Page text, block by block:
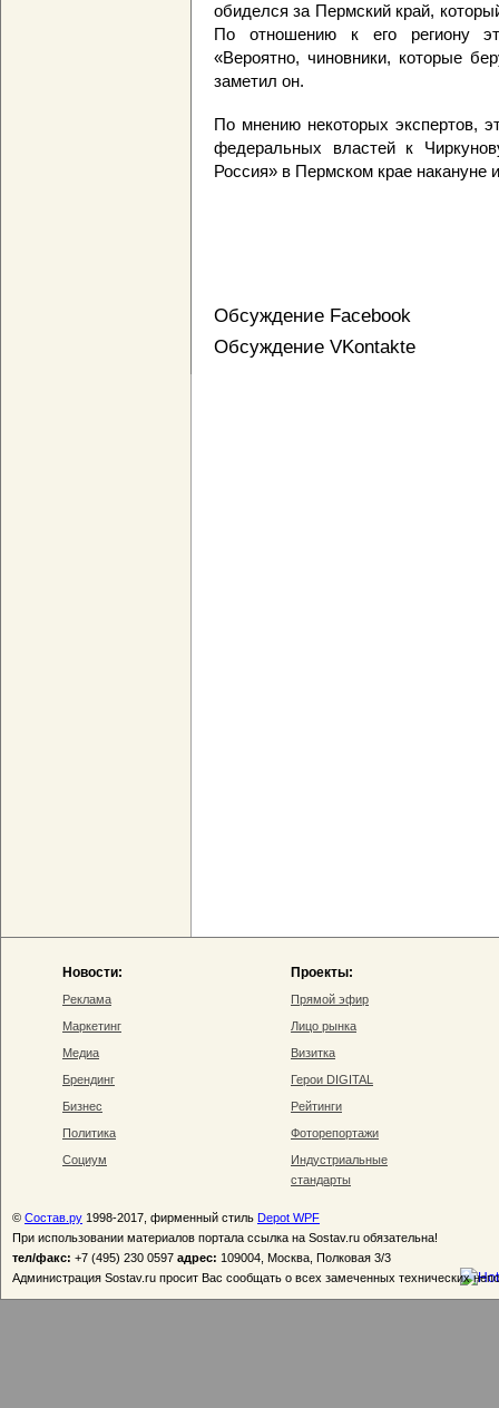
обиделся за Пермский край,
По отношению к его региону
«Вероятно, чиновники, которые
заметил он.
По мнению некоторых экспертов,
федеральных властей к
Россия» в Пермском крае накануне
Обсуждение Facebook
Обсуждение VKontakte
Новости:
Реклама
Маркетинг
Медиа
Брендинг
Бизнес
Политика
Социум
Проекты:
Прямой эфир
Лицо рынка
Визитка
Герои DIGITAL
Рейтинги
Фоторепортажи
Индустриальные
стандарты
© Состав.ру 1998-2017, фирменный стиль Depot WPF
При использовании материалов портала ссылка на Sostav.ru обязательна!
тел/факс: +7 (495) 230 0597 адрес: 109004, Москва, Полковая 3/3
Администрация Sostav.ru просит Вас сообщать о всех замеченных технических